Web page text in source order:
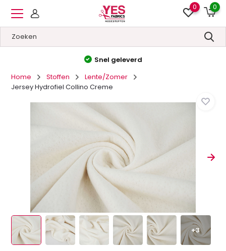
0 0
Hoge kwaliteit
Home
Stoffen
Lente/Zomer
Jersey Hydrofiel Collino Creme
+3